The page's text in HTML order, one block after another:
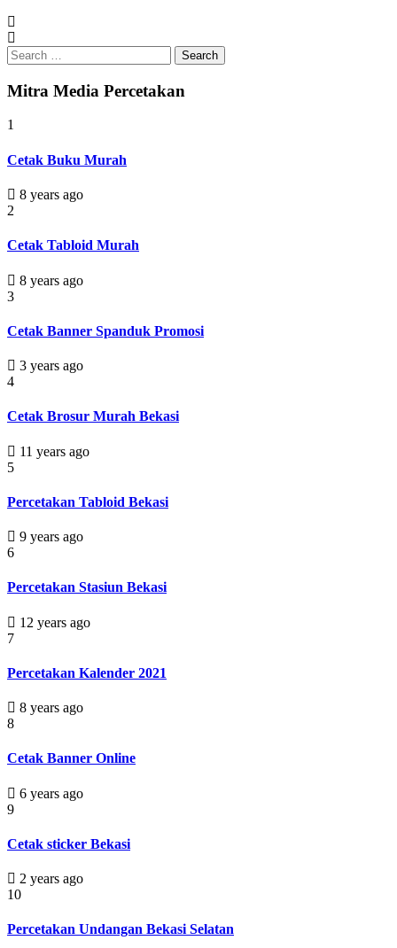
Search
for:
Mitra Media Percetakan
1
Cetak Buku Murah
8 years ago
2
Cetak Tabloid Murah
8 years ago
3
Cetak Banner Spanduk Promosi
3 years ago
4
Cetak Brosur Murah Bekasi
11 years ago
5
Percetakan Tabloid Bekasi
9 years ago
6
Percetakan Stasiun Bekasi
12 years ago
7
Percetakan Kalender 2021
8 years ago
8
Cetak Banner Online
6 years ago
9
Cetak sticker Bekasi
2 years ago
10
Percetakan Undangan Bekasi Selatan